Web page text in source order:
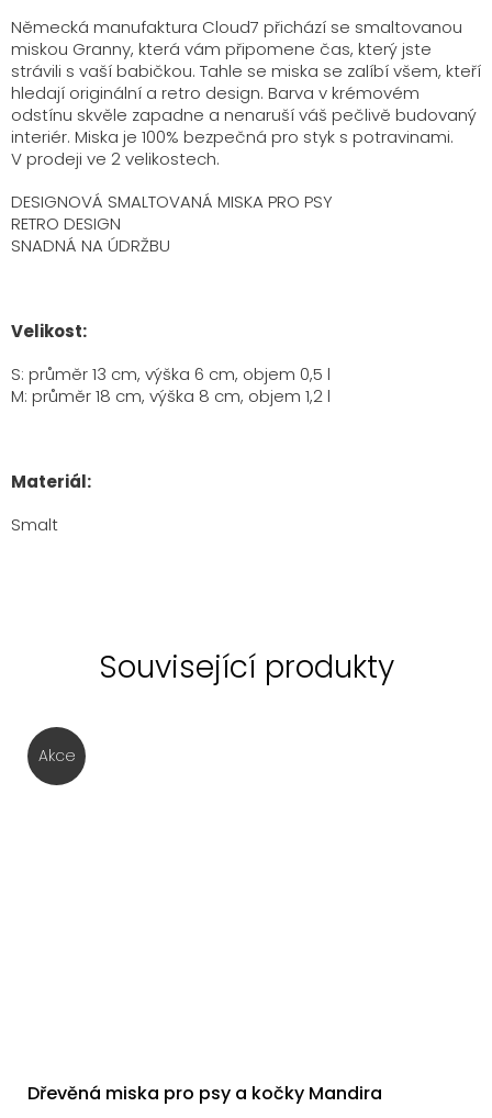
Související produkty
Akce
Dřevěná miska pro psy a kočky Mandira
Německá manufaktura Cloud7 přichází se smaltovanou
miskou Granny, která vám připomene čas, který jste
strávili s vaší babičkou. Tahle se miska se zalíbí všem, kteří
hledají originální a retro design. Barva v krémovém
odstínu skvěle zapadne a nenaruší váš pečlivě budovaný
interiér. Miska je 100% bezpečná pro styk s potravinami.
V prodeji ve 2 velikostech.
DESIGNOVÁ SMALTOVANÁ MISKA PRO PSY
RETRO DESIGN
SNADNÁ NA ÚDRŽBU
Velikost:
S: průměr 13 cm, výška 6 cm, objem 0,5 l
M: průměr 18 cm, výška 8 cm, objem 1,2 l
Materiál:
Smalt